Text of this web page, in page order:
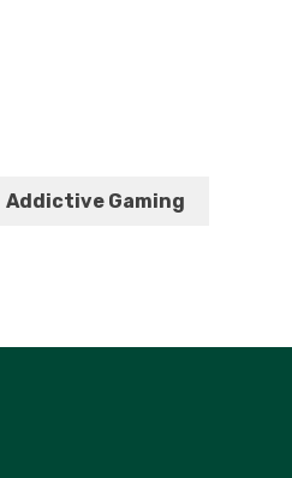
Addictive Gaming